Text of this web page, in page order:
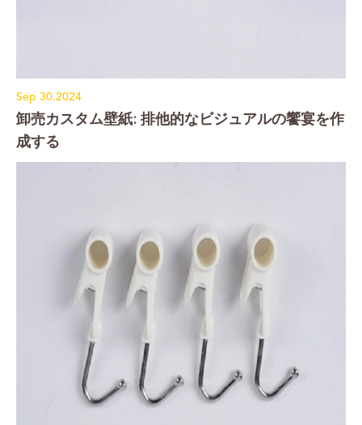
Sep 30.2024
卸売カスタム壁紙: 排他的なビジュアルの饗宴を作
成する